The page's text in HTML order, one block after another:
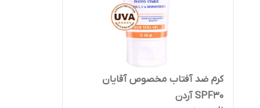
کرم ضد آفتاب مخصوص آقایان
SPF30 آردن